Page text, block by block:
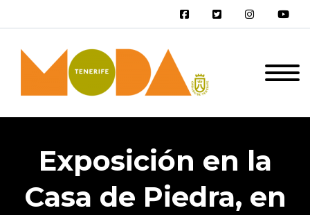
Exposición en la
Casa de Piedra, en